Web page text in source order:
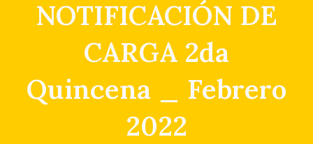
NOTIFICACIÓN DE
CARGA 2da
Quincena _ Febrero
2022